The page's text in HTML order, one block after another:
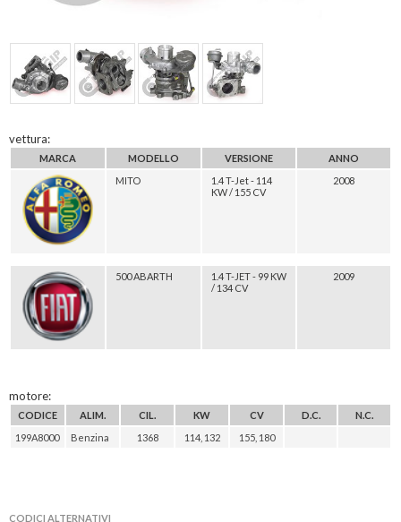
vettura:
MARCA MODELLO VERSIONE
ANNO
MITO
1.4 T-Jet - 114
KW / 155 CV
2008
500 ABARTH
1.4 T-JET - 99 KW
/ 134 CV
2009
motore:
CODICE ALIM. CIL. KW CV D.C.
N.C.
199A8000
Benzina 1368 114, 132 155, 180
CODICI ALTERNATIVI